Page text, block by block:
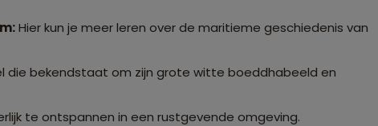
Hier kun je meer leren over de maritieme geschiedenis van
die bekendstaat om zijn grote witte boeddhabeeld en
te ontspannen in een rustgevende omgeving.